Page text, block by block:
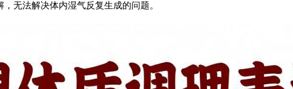
无法解决体内湿气反复生成的问题。